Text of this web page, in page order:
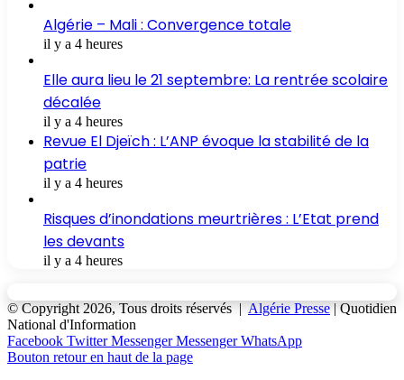
Algérie – Mali : Convergence totale
il y a 4 heures
Elle aura lieu le 21 septembre: La rentrée scolaire
décalée
il y a 4 heures
Revue El Djeïch : L’ANP évoque la stabilité de la
patrie
il y a 4 heures
Risques d’inondations meurtrières : L’Etat prend
les devants
il y a 4 heures
© Copyright 2026, Tous droits réservés |Algérie Presse| Quotidien
National d'Information
Facebook Twitter Messenger Messenger WhatsApp
Bouton retour en haut de la page